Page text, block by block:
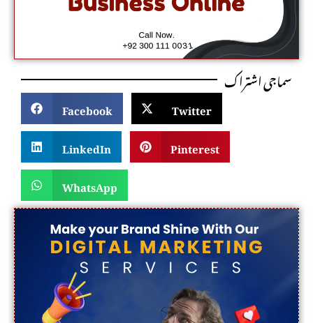
سماجی اشتراک
Facebook
Twitter
LinkedIn
Pinterest
WhatsApp